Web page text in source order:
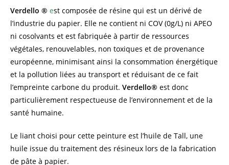
Verdello ® est composée de résine qui est un dérivé de
l’industrie du papier. Elle ne contient ni COV (0g/L) ni APEO
ni cosolvants et est fabriquée à partir de ressources
végétales, renouvelables, non toxiques et de provenance
européenne, minimisant ainsi la consommation énergétique
et la pollution liées au transport et réduisant de ce fait
l’empreinte carbone du produit. Verdello® est donc
particulièrement respectueuse de l’environnement et de la
santé humaine.
Le liant choisi pour cette peinture est l’huile de Tall, une
huile issue du traitement des résineux lors de la fabrication
de pâte à papier.